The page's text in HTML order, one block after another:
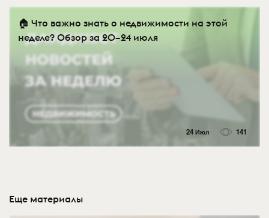
🏠 Что важно знать о недвижимости на этой
неделе? Обзор за 20–24 июля
24 Июл 141
Еще материалы